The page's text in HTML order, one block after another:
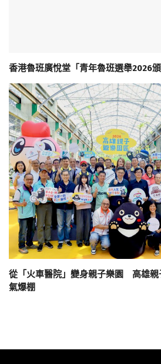
香港魯班廣悅堂「青年魯班選舉2026
從「火車醫院」變身親子樂園 高雄親
氣爆棚